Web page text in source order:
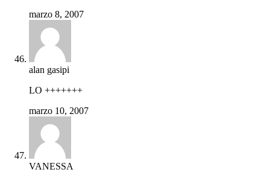
marzo 8, 2007
alan gasipi
LO +++++++
marzo 10, 2007
VANESSA